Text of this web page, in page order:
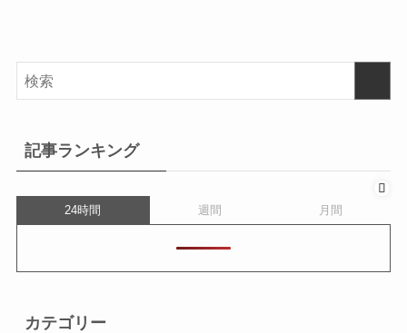
記事ランキング
24時間 週間 月間
カテゴリー